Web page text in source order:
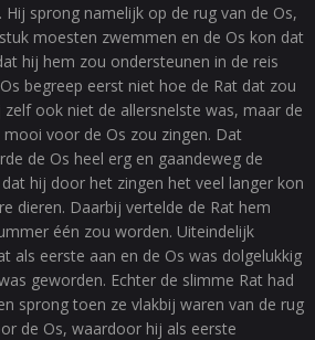
sprong namelijk op de rug van de Os,
moesten zwemmen en de Os kon dat
hij hem zou ondersteunen in de reis
begreep eerst niet hoe de Rat dat zou
ook niet de allersnelste was, maar de
voor de Os zou zingen. Dat
de Os heel erg en gaandeweg de
hij door het zingen het veel langer kon
dieren. Daarbij vertelde de Rat hem
één zou worden. Uiteindelijk
als eerste aan en de Os was dolgelukkig
geworden. Echter de slimme Rat had
sprong toen ze vlakbij waren van de rug
de Os, waardoor hij als eerste